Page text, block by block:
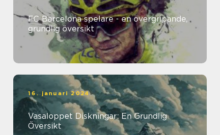
FC Barcelona spelare - en övergripande,
grundlig översikt
16. januari 2024
Vasaloppet Diskningar: En Grundlig
Översikt